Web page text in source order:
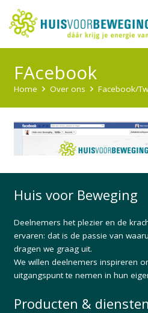
FAcebook
Home Over ons Facebook/
Huis voor Beweging
Deelnemers het plezier en de
ervaren: dat is de passie van
dragen we graag uit.
We willen deelnemers inspireren
uitgangspunt te nemen in hun
Producten & diensten